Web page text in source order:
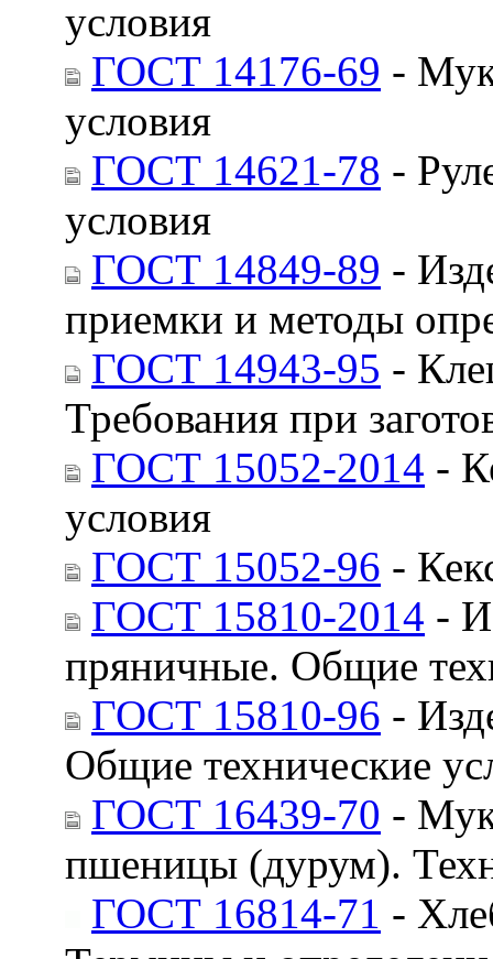
условия
ГОСТ 14176-69 -
условия
ГОСТ 14621-78 -
условия
ГОСТ 14849-89 -
приемки и методы
ГОСТ 14943-95 -
Требования при
ГОСТ 15052-2014 -
условия
ГОСТ 15052-96 -
ГОСТ 15810-2014 -
пряничные. Общие
ГОСТ 15810-96 -
Общие технические
ГОСТ 16439-70 -
пшеницы (дурум).
ГОСТ 16814-71 -